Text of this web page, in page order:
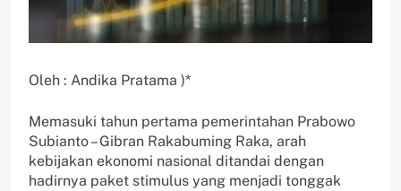
Oleh : Andika Pratama )*
Memasuki tahun pertama pemerintahan Prabowo
Subianto – Gibran Rakabuming Raka, arah
kebijakan ekonomi nasional ditandai dengan
hadirnya paket stimulus yang menjadi tonggak